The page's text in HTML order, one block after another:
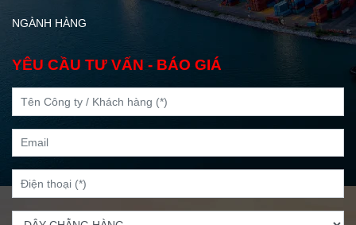
NGÀNH HÀNG
YÊU CẦU TƯ VẤN - BÁO GIÁ